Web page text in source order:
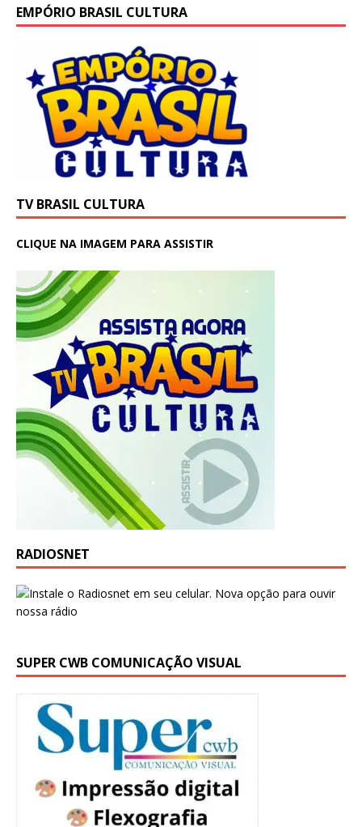
EMPÓRIO BRASIL CULTURA
TV BRASIL CULTURA
CLIQUE NA IMAGEM PARA ASSISTIR
RADIOSNET
SUPER CWB COMUNICAÇÃO VISUAL